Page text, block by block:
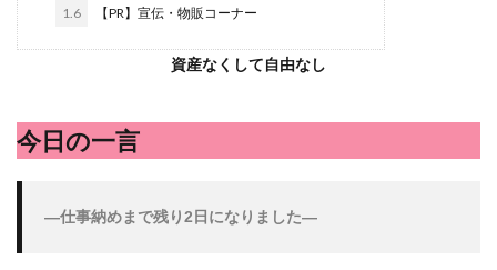
1.6 【PR】宣伝・物販コーナー
資産なくして自由なし
今日の一言
―仕事納めまで残り2日になりました―
リゾット
仕事 卵白
外耳炎
外食 大学芋 大根 天日干し
携帯キャリア
料理 料理、ジェノベーゼソース
料
明治村
果樹 枝豆 柚子 柿
株主優待
白桃
白菜 眠気 眠気対策